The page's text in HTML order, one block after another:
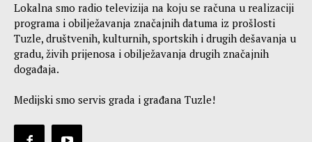
Lokalna smo radio televizija na koju se računa u realizaciji
programa i obilježavanja značajnih datuma iz prošlosti
Tuzle, društvenih, kulturnih, sportskih i drugih dešavanja u
gradu, živih prijenosa i obilježavanja drugih značajnih
događaja.
Medijski smo servis grada i građana Tuzle!